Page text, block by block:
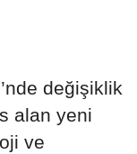
değişiklik
alan yeni
ve